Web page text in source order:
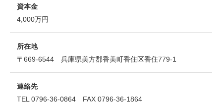
資本金
4,000万円
所在地
〒669-6544 兵庫県美方郡香美町香住区香住779-1
連絡先
TEL 0796-36-0864 FAX 0796-36-1864